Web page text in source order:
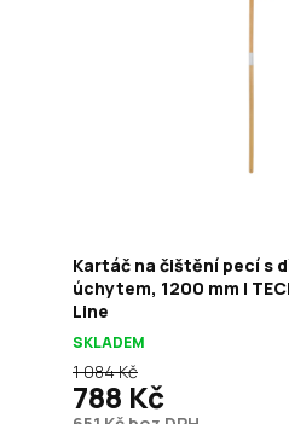
Kartáč na čištění pecí s
úchytem, 1200 mm |
Line
SKLADEM
1 084 Kč
788 Kč